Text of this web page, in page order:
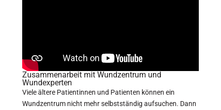
Zusammenarbeit mit Wundzentrum und
Wundexperten
Viele ältere Patientinnen und Patienten können ein
Wundzentrum nicht mehr selbstständig aufsuchen. Dann